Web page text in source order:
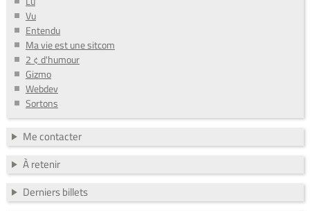
Vu
Entendu
Ma vie est une sitcom
2 ¢ d'humour
Gizmo
Webdev
Sortons
Me contacter
À retenir
Derniers billets